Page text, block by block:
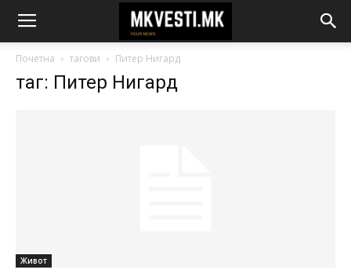
Почетна тагови Питер Нигард
таг: Питер Нигард
Живот